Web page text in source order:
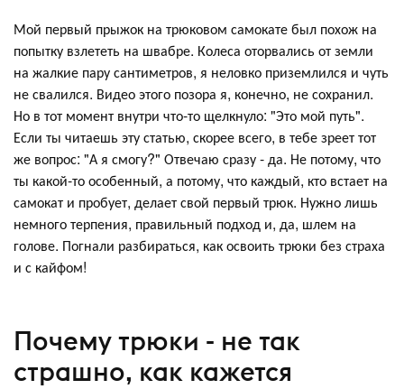
Мой первый прыжок на трюковом самокате был похож на
попытку взлететь на швабре. Колеса оторвались от земли
на жалкие пару сантиметров, я неловко приземлился и чуть
не свалился. Видео этого позора я, конечно, не сохранил.
Но в тот момент внутри что-то щелкнуло: "Это мой путь".
Если ты читаешь эту статью, скорее всего, в тебе зреет тот
же вопрос: "А я смогу?" Отвечаю сразу - да. Не потому, что
ты какой-то особенный, а потому, что каждый, кто встает на
самокат и пробует, делает свой первый трюк. Нужно лишь
немного терпения, правильный подход и, да, шлем на
голове. Погнали разбираться, как освоить трюки без страха
и с кайфом!
Почему трюки - не так
страшно, как кажется